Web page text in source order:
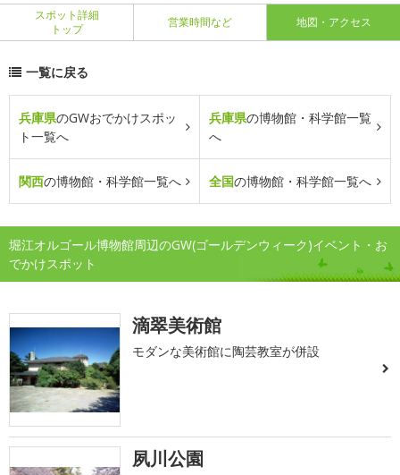
スポット詳細
トップ
営業時間など 地図・アクセス
一覧に戻る
兵庫県のGWおでかけスポッ
ト一覧へ
兵庫県の博物館・科学館一覧
へ
関西の博物館・科学館一覧へ 全国の博物館・科学館一覧へ
堀江オルゴール博物館周辺のGW(ゴールデンウィーク)イベント・お
でかけスポット
滴翠美術館
モダンな美術館に陶芸教室が併設
夙川公園